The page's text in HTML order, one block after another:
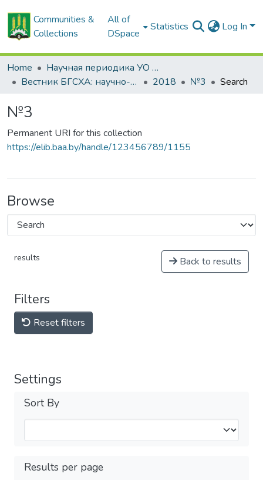
Communities &
Collections
All of
DSpace
Statistics Log In
Home
Научная периодика УО БГСХА
Вестник БГСХА: научно-методический журнал Белорусской государственной сельскохозяйственной академии
2018 №3 Search
№3
Permanent URI for this collection
https://elib.baa.by/handle/123456789/1155
Browse
results Back to results
Filters
Reset filters
Settings
Sort By
Results per page